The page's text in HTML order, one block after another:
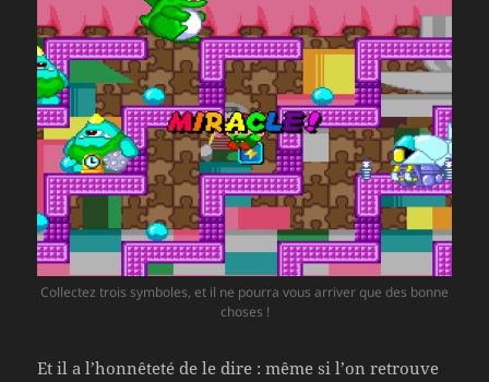
Collectez trois symboles, et il ne pourra vous arriver que des bonne
choses !
Et il a l’honnêteté de le dire : même si l’on retrouve